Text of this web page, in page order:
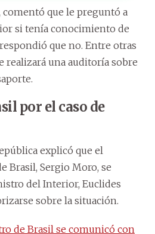
comentó que le preguntó a
si tenía conocimiento de
que no. Entre otras
realizará una auditoría sobre
por el caso de
explicó que el
Brasil, Sergio Moro, se
del Interior, Euclides
sobre la situación.
de Brasil se comunicó con